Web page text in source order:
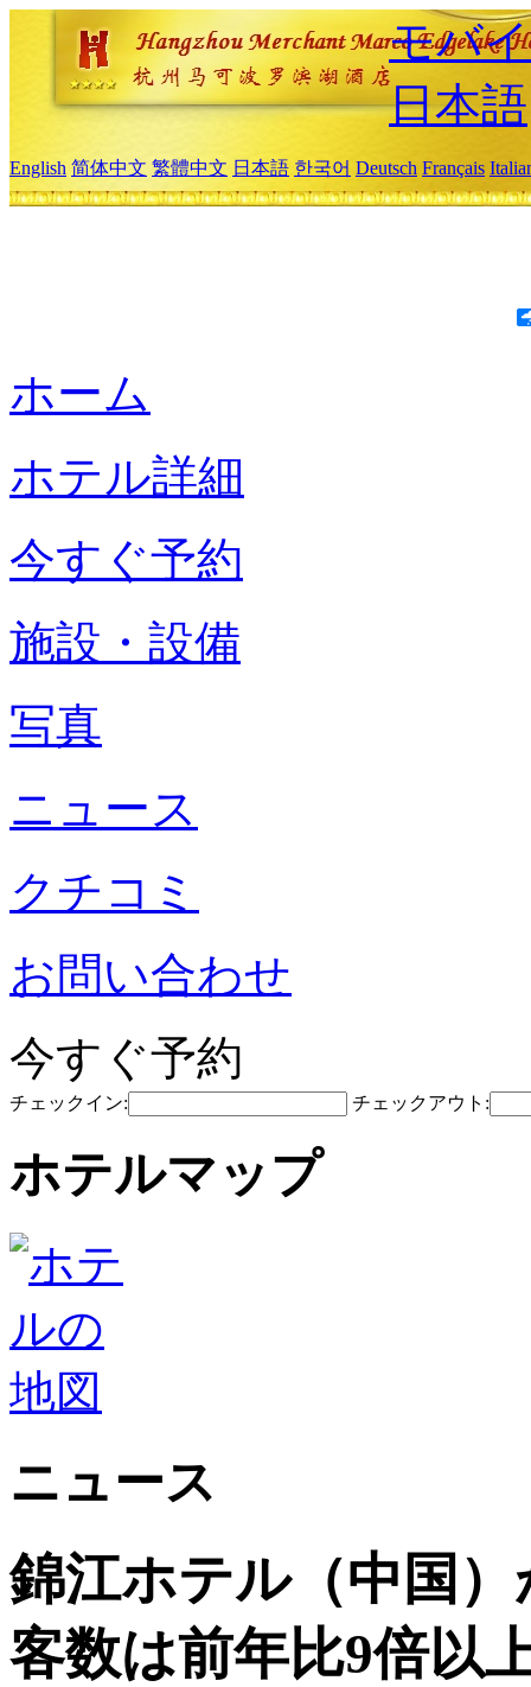
モバ
日本語
English 简体中文 繁體中文 日本語 한국어 Deutsch Français
ホーム
ホテル詳細
今すぐ予約
施設・設備
写真
ニュース
クチコミ
お問い合わせ
今すぐ予約
チェックイン: チェックアウト:
ホテルマップ
ニュース
錦江ホテル（中国
客数は前年比9倍以